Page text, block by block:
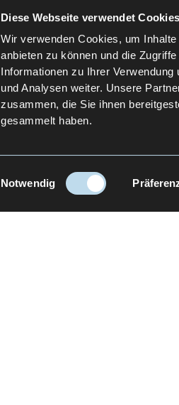
Diese Webseite verwendet Cookies
Wir verwenden Cookies, um
anbieten zu können und die
Informationen zu Ihrer
und Analysen weiter. Unsere
zusammen, die Sie ihnen
gesammelt haben.
Einwilligungsauswahl
Notwendig